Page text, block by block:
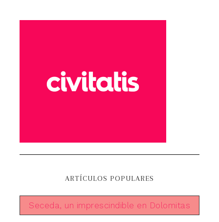
ARTÍCULOS POPULARES
Seceda, un imprescindible en Dolomitas